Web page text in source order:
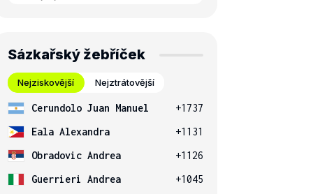
Sázkařský žebříček
Nejziskovější Nejztrátovější
Cerundolo Juan Manuel
+1737
Eala Alexandra
+1131
Obradovic Andrea
+1126
Guerrieri Andrea
+1045